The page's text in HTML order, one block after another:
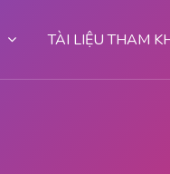
TÀI LIỆU THAM